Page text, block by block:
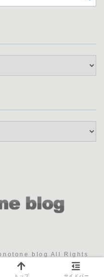
blog All Rights
トップ サイドバー